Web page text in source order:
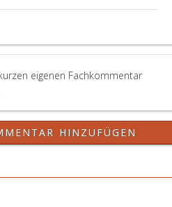
eigenen Fachkommentar
HINZUFÜGEN